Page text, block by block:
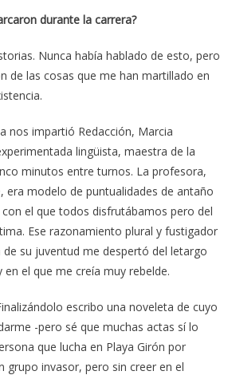
durante la carrera?
Nunca había hablado de esto, pero
de las cosas que me han martillado en
nos impartió Redacción, Marcia
lingüista, maestra de la
minutos entre turnos. La profesora,
era modelo de puntualidades de antaño
el que todos disfrutábamos pero del
Ese razonamiento plural y fustigador
de su juventud me despertó del letargo
el que me creía muy rebelde.
escribo una noveleta de cuyo
-pero sé que muchas actas sí lo
que lucha en Playa Girón por
grupo invasor, pero sin creer en el